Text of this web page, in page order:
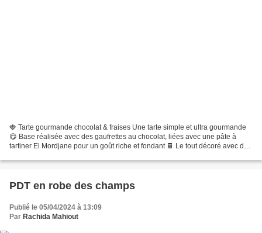
🍓 Tarte gourmande chocolat & fraises Une tarte simple et ultra gourmande
😋 Base réalisée avec des gaufrettes au chocolat, liées avec une pâte à
tartiner El Mordjane pour un goût riche et fondant 🍫 Le tout décoré avec de
PDT en robe des champs
Publié le 05/04/2024 à 13:09
Par Rachida Mahiout